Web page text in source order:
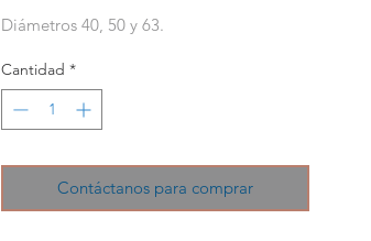
Diámetros 40, 50 y 63.
Cantidad *
Contáctanos para comprar